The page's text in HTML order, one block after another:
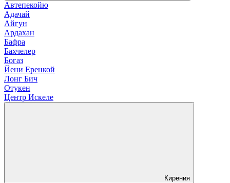
Автепекойю
Адачай
Айгун
Ардахан
Бафра
Бахчелер
Богаз
Йени Еренкой
Лонг Бич
Отукен
Центр Искеле
Кирения